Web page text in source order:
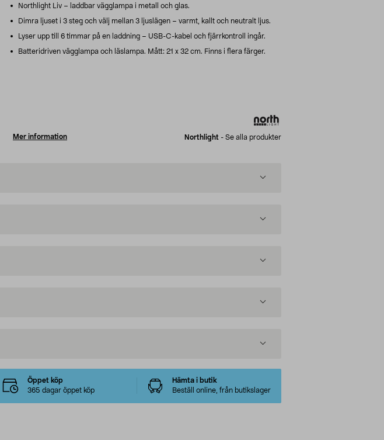
Northlight Liv – laddbar vägglampa i metall och glas.
Dimra ljuset i 3 steg och välj mellan 3 ljuslägen – varmt, kallt och neutralt ljus.
Lyser upp till 6 timmar på en laddning – USB-C-kabel och fjärrkontroll ingår.
Batteridriven vägglampa och läslampa. Mått: 21 x 32 cm. Finns i flera färger.
Mer information Northlight - Se alla produkter
Öppet köp
365 dagar öppet köp
Hämta i butik
Beställ online, från butikslager